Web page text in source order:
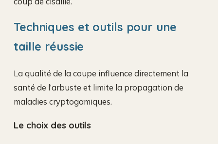
Techniques et outils pour une
taille réussie
La qualité de la coupe influence directement la
santé de l’arbuste et limite la propagation de
maladies cryptogamiques.
Le choix des outils